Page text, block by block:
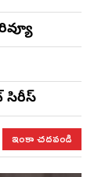
సిరీస్
ఇంకా చదవండి